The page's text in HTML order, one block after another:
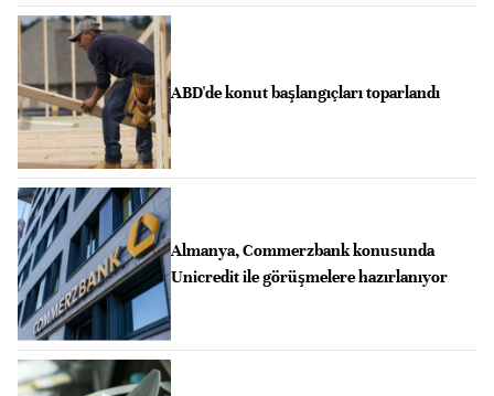
ABD'de konut başlangıçları toparlandı
Almanya, Commerzbank konusunda
Unicredit ile görüşmelere hazırlanıyor